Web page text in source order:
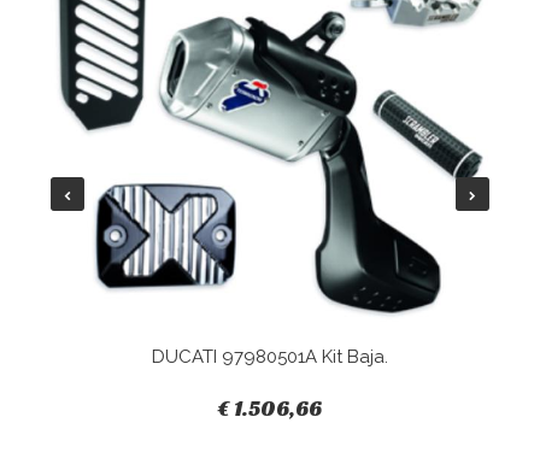
DUCATI 97980501A Kit Baja.
€ 1.506,66